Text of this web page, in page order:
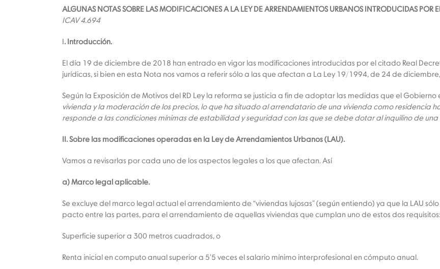
ALGUNAS NOTAS SOBRE LAS MODIFICACIONES A LA LEY DE ARRENDAMIENTOS URBANOS INTRODUCIDAS POR
ICAV 4.694
. Introducción.
El día 19 de diciembre de 2018 han entrado en vigor las modificaciones introducidas por el citado Real
jurídicas, si bien en esta Nota nos vamos a referir sólo a las que afectan a La Ley 19/1994, de 24 de
Según la Exposición de Motivos del RD Ley la reforma se justicia a fin de adoptar las medidas que el Gobierno
vivienda y la moderación de los precios, lo que ha situado al arrendatario de una vivienda como residencia
responde a las condiciones mínimas de estabilidad y seguridad con las que se debe dotar al inquilino de una
II. Sobre las modificaciones operadas en la Ley de Arrendamientos Urbanos (LAU).
Vamos a revisarlas por cada uno de los aspectos legales a los que afectan. Así
a) Marco legal aplicable.
Se excluye del marco legal actual el arrendamiento de “viviendas lujosas” (según entiendo) ya que la LAU
pacto entre las partes, para el arrendamiento de aquellas viviendas que cumplan uno de estos dos requisitos:
Superficie superior a 300 metros cuadrados, o
Renta inicial en computo anual superior a 5’5 veces el salario mínimo interprofesional en cómputo anual.